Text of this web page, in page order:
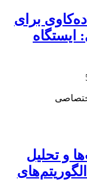
برای
ایستگاه
و تحلیل